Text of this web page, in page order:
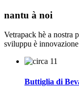
nantu à noi
Vetrapack hè a nostra
sviluppu è
Buttiglia di